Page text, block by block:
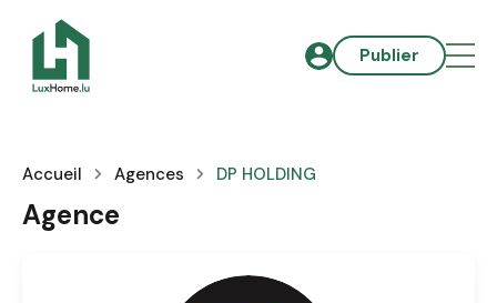
Publier
Accueil Agences DP HOLDING
Agence